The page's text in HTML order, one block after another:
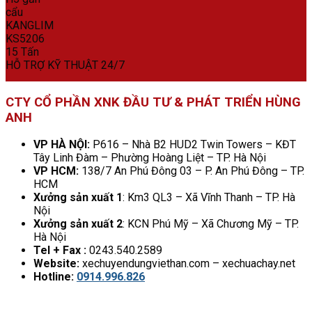
HỖ TRỢ KỸ THUẬT 24/7
CTY CỔ PHẦN XNK ĐẦU TƯ & PHÁT TRIỂN HÙNG
ANH
VP HÀ NỘI: P616 – Nhà B2 HUD2 Twin Towers – KĐT
Tây Linh Đàm – Phường Hoàng Liệt – TP. Hà Nội
VP HCM: 138/7 An Phú Đông 03 – P. An Phú Đông – TP.
HCM
Xưởng sản xuất 1: Km3 QL3 – Xã Vĩnh Thanh – TP. Hà
Nội
Xưởng sản xuất 2: KCN Phú Mỹ – Xã Chương Mỹ – TP.
Hà Nội
Tel + Fax : 0243.540.2589
Website: xechuyendungviethan.com – xechuachay.net
Hotline: 0914.996.826